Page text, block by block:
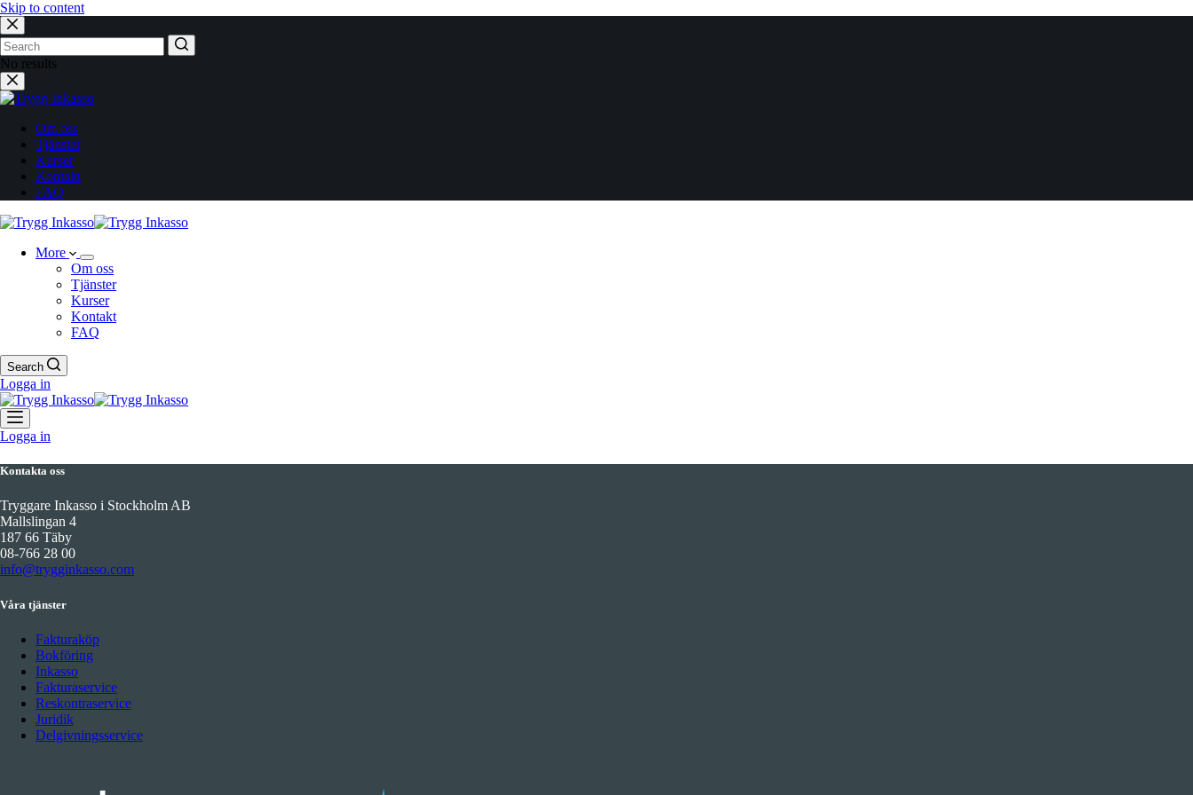
Skip to content
No results
Om oss
Tjänster
Kurser
Kontakt
FAQ
More
Om oss
Tjänster
Kurser
Kontakt
FAQ
Search
Logga in
Logga in
Kontakta oss
Tryggare Inkasso i Stockholm AB
Mallslingan 4
187 66 Täby
08-766 28 00
info@trygginkasso.com
Våra tjänster
Fakturaköp
Bokföring
Inkasso
Fakturaservice
Reskontraservice
Juridik
Delgivningsservice